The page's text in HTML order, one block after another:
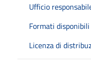
Ufficio
Formati disponibili
Licenza di